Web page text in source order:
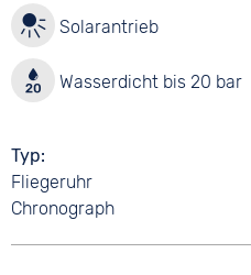
Solarantrieb
Wasserdicht bis 20 bar
Typ
Fliegeruhr
Chronograph